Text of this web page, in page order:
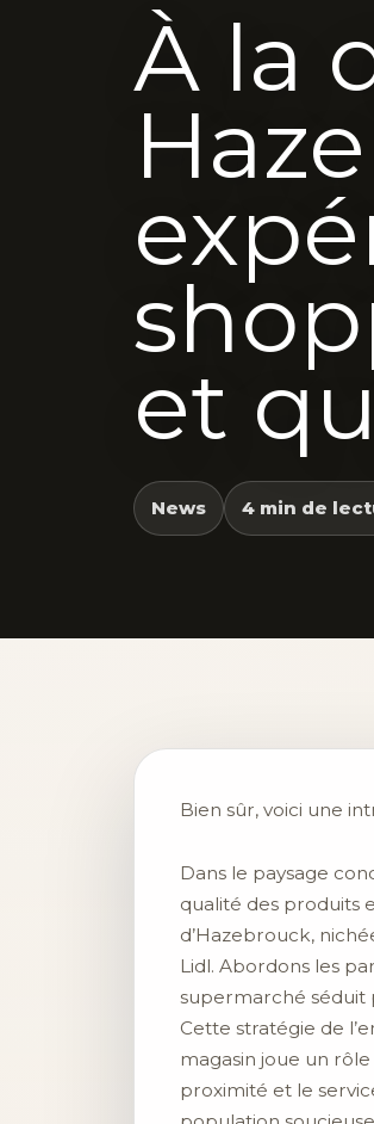
À la
et
News 4 min de
Bien sûr, voici une
Dans le paysage
qualité des produits
d’Hazebrouck,
Lidl. Abordons les
supermarché séduit
Cette stratégie de
magasin joue un
proximité et le